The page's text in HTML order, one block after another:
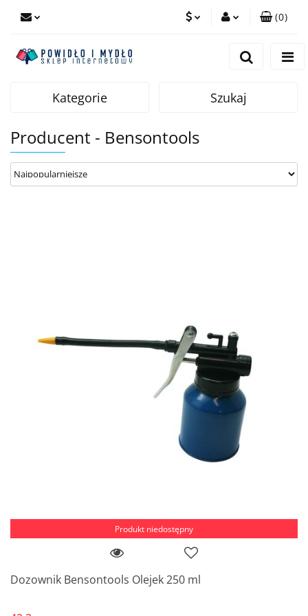
Dodaj zgłoszenie
(0)
Kategorie Szukaj
Producent - Bensontools
Produkt niedostępny
Dozownik Bensontools Olejek 250 ml